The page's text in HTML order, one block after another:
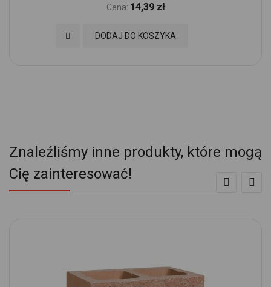
Cena: 14,39 zł
DODAJ DO KOSZYKA
Dodaj do Ulubionych
Znaleźliśmy inne produkty, które mogą
Cię zainteresować!